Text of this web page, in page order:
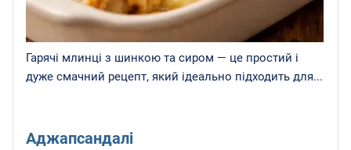
Гарячі млинці з шинкою та сиром — це простий і
дуже смачний рецепт, який ідеально підходить для...
Аджапсандалі